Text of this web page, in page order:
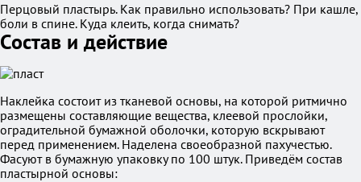
Перцовый пластырь. Как правильно использовать? При кашле,
боли в спине. Куда клеить, когда снимать?
Состав и действие
Наклейка состоит из тканевой основы, на которой ритмично
размещены составляющие вещества, клеевой прослойки,
оградительной бумажной оболочки, которую вскрывают
перед применением. Наделена своеобразной пахучестью.
Фасуют в бумажную упаковку по 100 штук. Приведём состав
пластырной основы: